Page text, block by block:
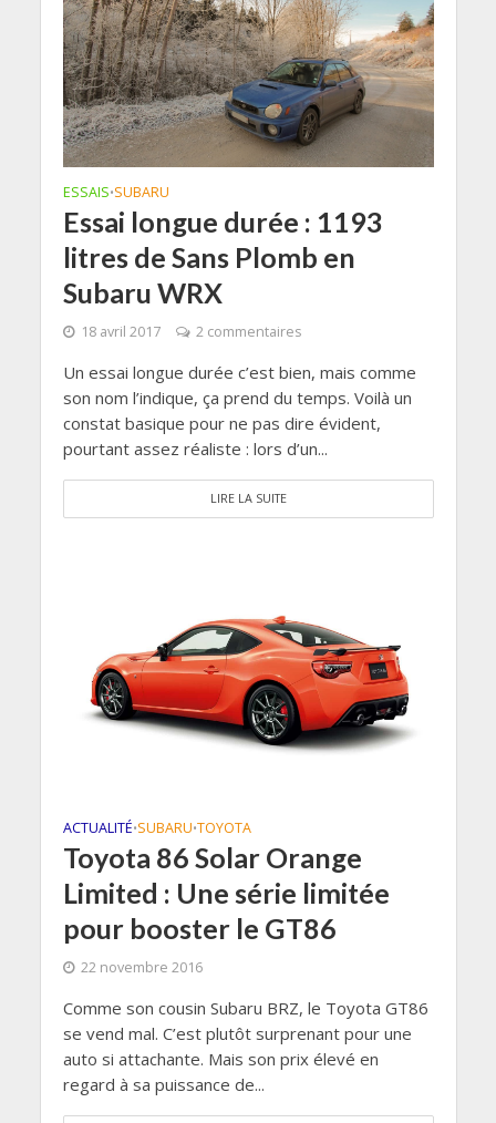
ESSAIS•SUBARU
Essai longue durée : 1193
litres de Sans Plomb en
Subaru WRX
18 avril 2017 2 commentaires
Un essai longue durée c’est bien, mais comme
son nom l’indique, ça prend du temps. Voilà un
constat basique pour ne pas dire évident,
pourtant assez réaliste : lors d’un...
LIRE LA SUITE
ACTUALITÉ•SUBARU•TOYOTA
Toyota 86 Solar Orange
Limited : Une série limitée
pour booster le GT86
22 novembre 2016
Comme son cousin Subaru BRZ, le Toyota GT86
se vend mal. C’est plutôt surprenant pour une
auto si attachante. Mais son prix élevé en
regard à sa puissance de...